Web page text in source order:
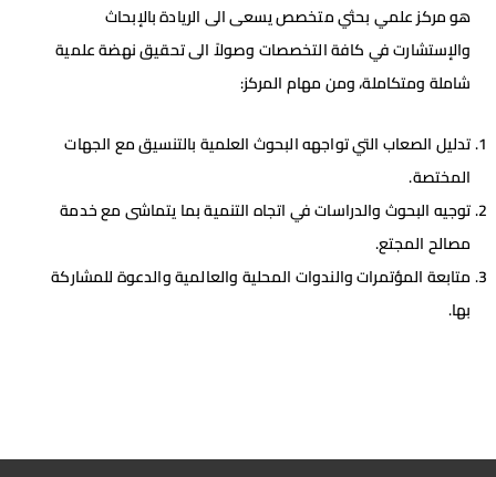
هو مركز علمي بحثي متخصص يسعى الى الريادة بالإبحاث
والإستشارت في كافة التخصصات وصولاً الى تحقيق نهضة علمية
شاملة ومتكاملة، ومن مهام المركز:
تدليل الصعاب التي تواجهه البحوث العلمية بالتنسيق مع الجهات
المختصة.
توجيه البحوث والدراسات في اتجاه التنمية بما يتماشى مع خدمة
مصالح المجتع.
متابعة المؤتمرات والندوات المحلية والعالمية والدعوة للمشاركة
بها.